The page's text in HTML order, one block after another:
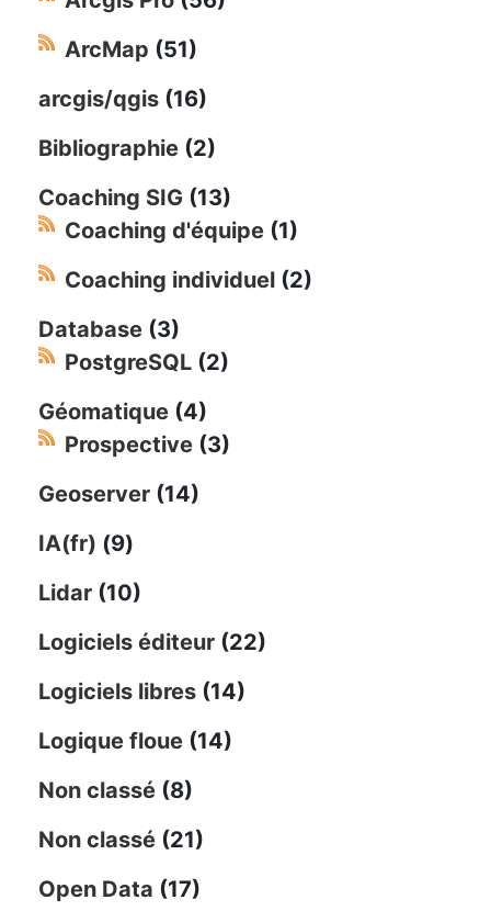
ArcMap (51)
arcgis/qgis (16)
Bibliographie (2)
Coaching SIG (13)
Coaching d'équipe (1)
Coaching individuel (2)
Database (3)
PostgreSQL (2)
Géomatique (4)
Prospective (3)
Geoserver (14)
IA(fr) (9)
Lidar (10)
Logiciels éditeur (22)
Logiciels libres (14)
Logique floue (14)
Non classé (8)
Non classé (21)
Open Data (17)